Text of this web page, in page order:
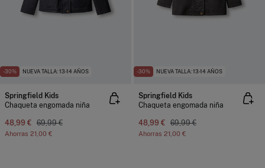
-30% NUEVA TALLA: 13-14 AÑOS
Springfield Kids
Chaqueta engomada niña
48,99 € 69,99 €
Ahorras 21,00 €
-30% NUEVA TALLA: 13-14 AÑOS
Springfield Kids
Chaqueta engomada niña
48,99 € 69,99 €
Ahorras 21,00 €